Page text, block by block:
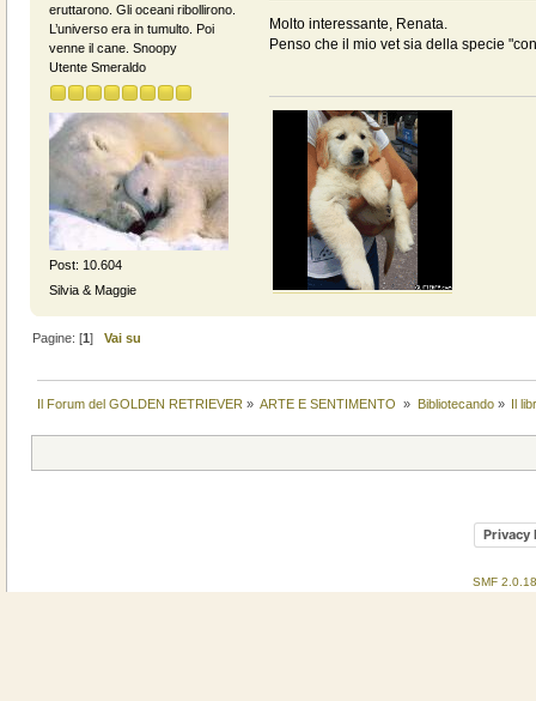
eruttarono. Gli oceani ribollirono.
L’universo era in tumulto. Poi
venne il cane. Snoopy
Utente Smeraldo
Post: 10.604
Silvia & Maggie
Molto interessante, Renata.
Penso che il mio vet sia della specie
Pagine: [1]Vai su
Il Forum del GOLDEN RETRIEVER » ARTE E SENTIMENTO » Bibliotecando» Il
Privacy
SMF 2.0.18